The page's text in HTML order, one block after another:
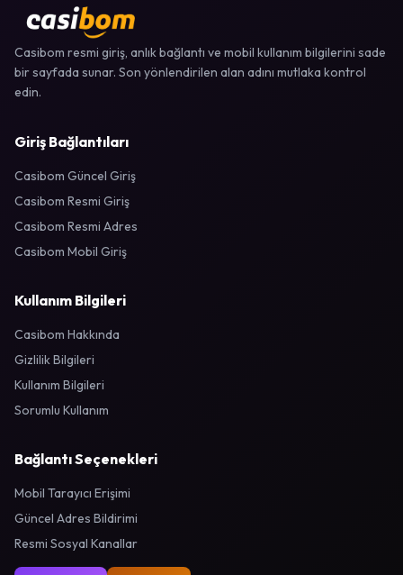
Casibom resmi giriş, anlık bağlantı ve mobil kullanım bilgilerini sade
bir sayfada sunar. Son yönlendirilen alan adını mutlaka kontrol
edin.
Giriş Bağlantıları
Casibom Güncel Giriş
Casibom Resmi Giriş
Casibom Resmi Adres
Casibom Mobil Giriş
Kullanım Bilgileri
Casibom Hakkında
Gizlilik Bilgileri
Kullanım Bilgileri
Sorumlu Kullanım
Bağlantı Seçenekleri
Mobil Tarayıcı Erişimi
Güncel Adres Bildirimi
Resmi Sosyal Kanallar